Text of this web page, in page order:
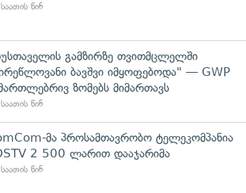
წინ
გამზირზე თვითმცლელში
ბავშვი იმყოფებოდა" — GWP
ზომებს მიმართავს
წინ
მა პროსამთავრობო ტელეკომპანია
2 500 ლარით დააჯარიმა
წინ